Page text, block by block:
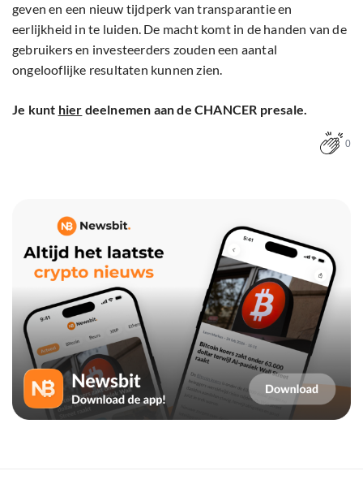
geven en een nieuw tijdperk van transparantie en
eerlijkheid in te luiden. De macht komt in de handen van de
gebruikers en investeerders zouden een aantal
ongelooflijke resultaten kunnen zien.
Je kunt hier deelnemen aan de CHANCER presale.
0